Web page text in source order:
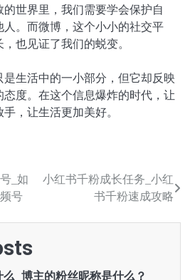
世界里，我们需要学会保护自
人。而微博，这个小小的社交平
也见证了我们的蜕变。
生活中的一小部分，但它却反映
度。在这个信息爆炸的时代，让
，让生活更加美好。
_如
号
小红书千粉成长任务_小红
书千粉速成攻略
_博主的粉丝昵称是什么？